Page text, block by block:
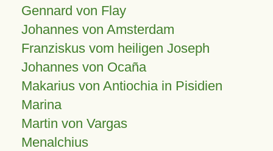
Gennard von Flay
Johannes von Amsterdam
Franziskus vom heiligen Joseph
Johannes von Ocaña
Makarius von Antiochia in Pisidien
Marina
Martin von Vargas
Menalchius